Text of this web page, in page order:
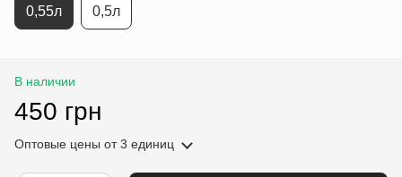
0,55л 0,5л
В наличии
450 грн
Оптовые цены от 3 единиц